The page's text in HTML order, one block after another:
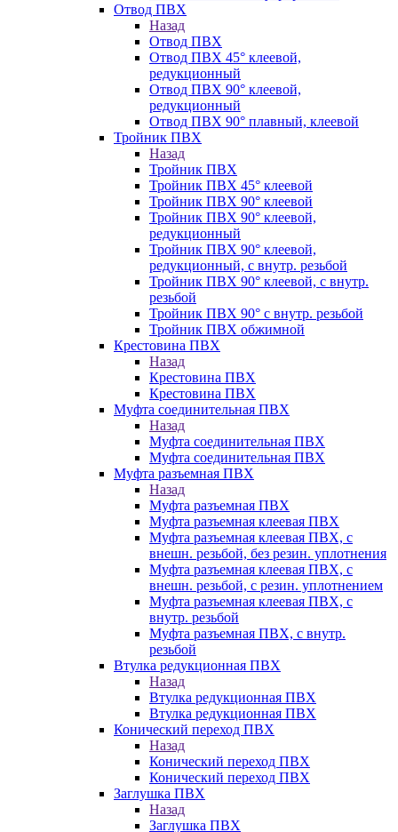
Отвод ПВХ
Назад
Отвод ПВХ
Отвод ПВХ 45° клеевой,
редукционный
Отвод ПВХ 90° клеевой,
редукционный
Отвод ПВХ 90° плавный, клеевой
Тройник ПВХ
Назад
Тройник ПВХ
Тройник ПВХ 45° клеевой
Тройник ПВХ 90° клеевой
Тройник ПВХ 90° клеевой,
редукционный
Тройник ПВХ 90° клеевой,
редукционный, с внутр. резьбой
Тройник ПВХ 90° клеевой, с внутр.
резьбой
Тройник ПВХ 90° с внутр. резьбой
Тройник ПВХ обжимной
Крестовина ПВХ
Назад
Крестовина ПВХ
Крестовина ПВХ
Муфта соединительная ПВХ
Назад
Муфта соединительная ПВХ
Муфта соединительная ПВХ
Муфта разъемная ПВХ
Назад
Муфта разъемная ПВХ
Муфта разъемная клеевая ПВХ
Муфта разъемная клеевая ПВХ, с
внешн. резьбой, без резин. уплотнения
Муфта разъемная клеевая ПВХ, с
внешн. резьбой, с резин. уплотнением
Муфта разъемная клеевая ПВХ, с
внутр. резьбой
Муфта разъемная ПВХ, с внутр.
резьбой
Втулка редукционная ПВХ
Назад
Втулка редукционная ПВХ
Втулка редукционная ПВХ
Конический переход ПВХ
Назад
Конический переход ПВХ
Конический переход ПВХ
Заглушка ПВХ
Назад
Заглушка ПВХ